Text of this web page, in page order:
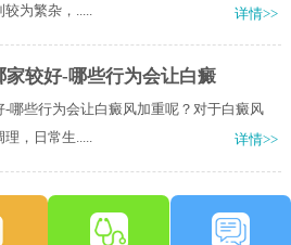
为繁杂，.....
详情>>
家较好-哪些行为会让白癜
哪些行为会让白癜风加重呢？对于白癜风
，日常生.....
详情>>